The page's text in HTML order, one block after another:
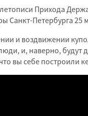
Прихода
Санкт-Петербурга 25
и воздвижении
и, наверно, будут
вы себе построили